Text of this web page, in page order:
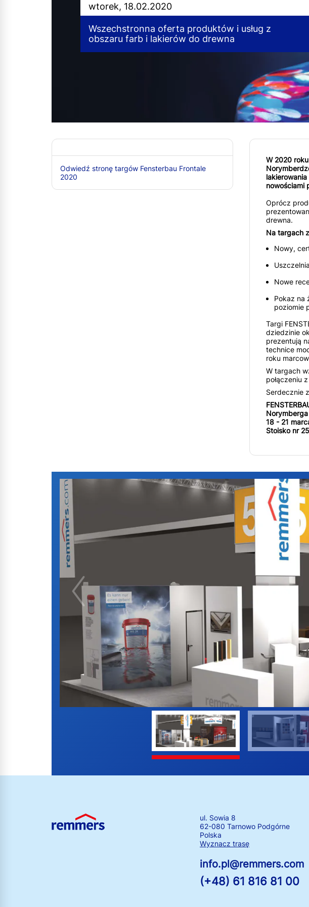
wtorek, 18.02.2020
Wszechstronna oferta produktów i usług z
obszaru farb i lakierów do drewna
Odwiedź stronę targów Fensterbau Frontale
2020
W 2020
nowościami
Oprócz
drewna.
Na targach
Nowy,
Nowe
Pokaz na
poziomie
Targi
dziedzinie
prezentują
technice
roku
W targach
połączeniu
Serdecznie
18 - 21
Stoisko nr
ul. Sowia 8
62-080 Tarnowo Podgórne
Polska
Wyznacz trasę
info.pl@remmers.com
(+48) 61 816 81 00